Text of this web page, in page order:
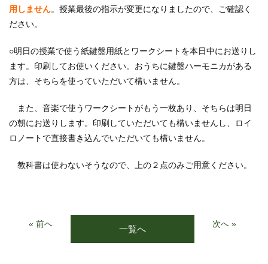
用しません。授業最後の指示が変更になりましたので、ご確認く
ださい。
○明日の授業で使う紙鍵盤用紙とワークシートを本日中にお送りし
ます。印刷してお使いください。おうちに鍵盤ハーモニカがある
方は、そちらを使っていただいて構いません。
また、音楽で使うワークシートがもう一枚あり、そちらは明日
の朝にお送りします。印刷していただいても構いませんし、ロイ
ロノートで直接書き込んでいただいても構いません。
教科書は使わないそうなので、上の２点のみご用意ください。
« 前へ 一覧へ 次へ »